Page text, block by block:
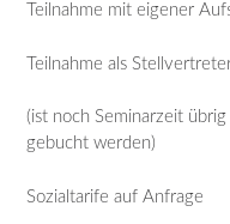
Teilnahme mit eigener
Teilnahme als
(ist noch Seminarzeit
gebucht werden)
Sozialtarife auf Anfrage